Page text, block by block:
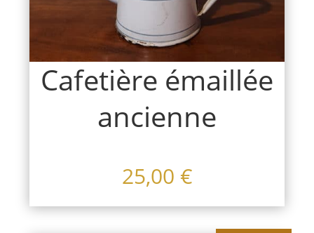
Cafetière émaillée
ancienne
25,00 €